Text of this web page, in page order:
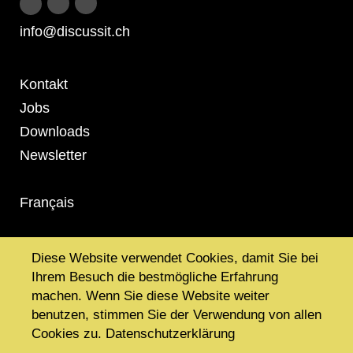
Discuss it auf Facebook
Discuss it auf Instagram
Discuss it auf Youtube
info@discussit.ch
Metanavigation
Kontakt
Jobs
Downloads
Newsletter
Français
informiert.
bewusst.
differenziert.
Diese Website verwendet Cookies, damit Sie bei
Ihrem Besuch die bestmögliche Erfahrung
machen. Wenn Sie diese Website weiter
benutzen, stimmen Sie der Verwendung von allen
Cookies zu. Datenschutzerklärung